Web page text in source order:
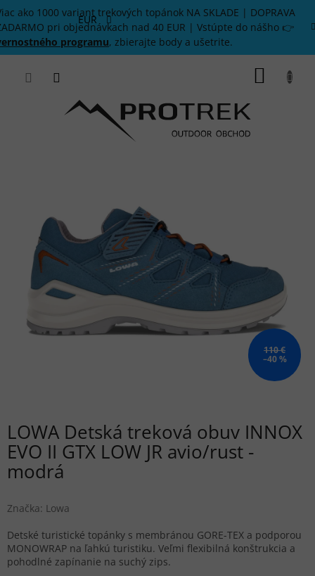
Prejsť
na
obsah
ako 1000 variant trekových topánok NA SKLADE | DOPRAVA
pri objednávkach nad 40 EUR | Vstúpte do nášho 👉
programu, zbierajte body a ušetrite.
EUR
110 €
–40 %
LOWA Detská treková obuv INNOX
EVO II GTX LOW JR avio/rust -
modrá
Značka: Lowa
Detské turistické topánky s membránou GORE-TEX a podporou
MONOWRAP na ľahkú turistiku. Veľmi flexibilná konštrukcia a
pohodlné zapínanie na suchý zips.